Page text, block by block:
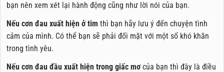
bạn nên xem xét lại hành động cũng như lời nói của bạn.
Nếu cơn đau xuất hiện ở tim thì bạn hãy lưu ý đến chuyện tình
cảm của mình. Có thể bạn sẽ phải đối mặt với một số khó khăn
trong tình yêu.
Nếu cơn đau đầu xuất hiện trong giấc mơ của bạn thì đây là điều